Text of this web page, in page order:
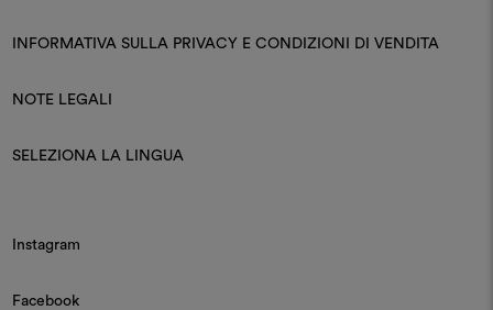
INFORMATIVA SULLA PRIVACY E CONDIZIONI DI VENDITA
NOTE LEGALI
SELEZIONA LA LINGUA
Instagram
Facebook